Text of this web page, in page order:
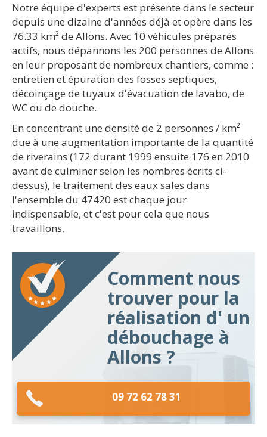
Notre équipe d'experts est présente dans le secteur
depuis une dizaine d'années déjà et opère dans les
76.33 km² de Allons. Avec 10 véhicules préparés
actifs, nous dépannons les 200 personnes de Allons
en leur proposant de nombreux chantiers, comme :
entretien et épuration des fosses septiques,
décoinçage de tuyaux d'évacuation de lavabo, de
WC ou de douche.
En concentrant une densité de 2 personnes / km²
due à une augmentation importante de la quantité
de riverains (172 durant 1999 ensuite 176 en 2010
avant de culminer selon les nombres écrits ci-
dessus), le traitement des eaux sales dans
l'ensemble du 47420 est chaque jour
indispensable, et c'est pour cela que nous
travaillons.
Comment nous
trouver pour la
réalisation d' un
débouchage à
Allons ?
09 72 62 78 31